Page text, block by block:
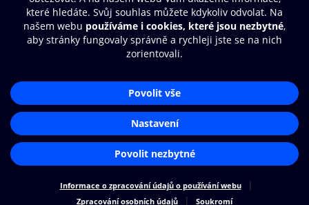
© O2 Czech Republic a.s.
Přístupnost
Zásady zpracování osobních údajů
Nastavení cookies
Aplikace O2 Knihovna
Čti a poslouchej své e-knihy a
audioknihy rychleji a pohodlněji.